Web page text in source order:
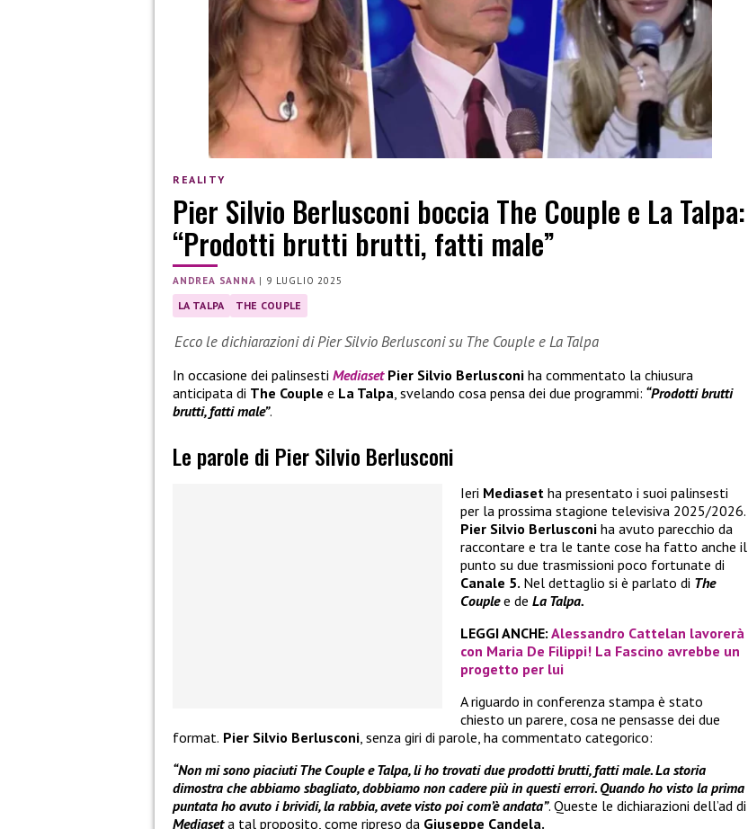
REALITY
Pier Silvio Berlusconi boccia The Couple e La Talpa:
“Prodotti brutti brutti, fatti male”
ANDREA SANNA | 9 LUGLIO 2025
LA TALPA THE COUPLE
Ecco le dichiarazioni di Pier Silvio Berlusconi su The Couple e La Talpa
In occasione dei palinsesti Mediaset Pier Silvio Berlusconi ha commentato la chiusura
anticipata di The Couple e La Talpa, svelando cosa pensa dei due programmi: “Prodotti brutti
brutti, fatti male”.
Le parole di Pier Silvio Berlusconi
Ieri Mediaset ha presentato i suoi palinsesti
per la prossima stagione televisiva 2025/2026.
Pier Silvio Berlusconi ha avuto parecchio da
raccontare e tra le tante cose ha fatto anche il
punto su due trasmissioni poco fortunate di
Canale 5. Nel dettaglio si è parlato di The
Couplee de La Talpa.
LEGGI ANCHE: Alessandro Cattelan lavorerà
con Maria De Filippi! La Fascino avrebbe un
progetto per lui
A riguardo in conferenza stampa è stato
chiesto un parere, cosa ne pensasse dei due
format. Pier Silvio Berlusconi, senza giri di parole, ha commentato categorico:
“Non mi sono piaciuti The Couple e Talpa, li ho trovati due prodotti brutti, fatti male. La storia
dimostra che abbiamo sbagliato, dobbiamo non cadere più in questi errori. Quando ho visto la prima
puntata ho avuto i brividi, la rabbia, avete visto poi com’è andata”. Queste le dichiarazioni dell’ad di
Mediaseta tal proposito, come ripreso da Giuseppe Candela.